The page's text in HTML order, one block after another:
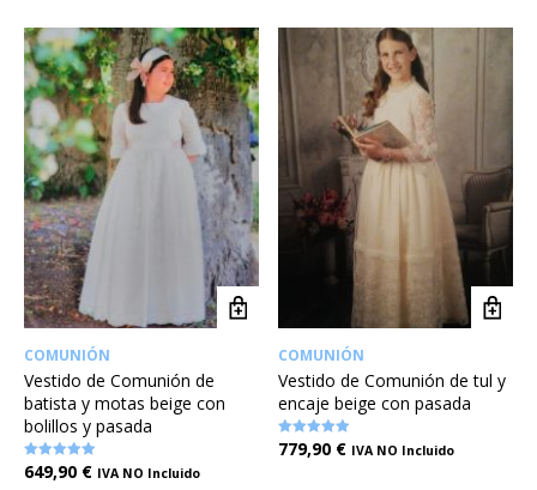
COMUNIÓN
Vestido de Comunión de
batista y motas beige con
bolillos y pasada
Valorado en
5.00
649,90 € IVA NO Incluido
COMUNIÓN
Vestido de Comunión de tul y
encaje beige con pasada
Valorado en
5.00
779,90 € IVA NO Incluido